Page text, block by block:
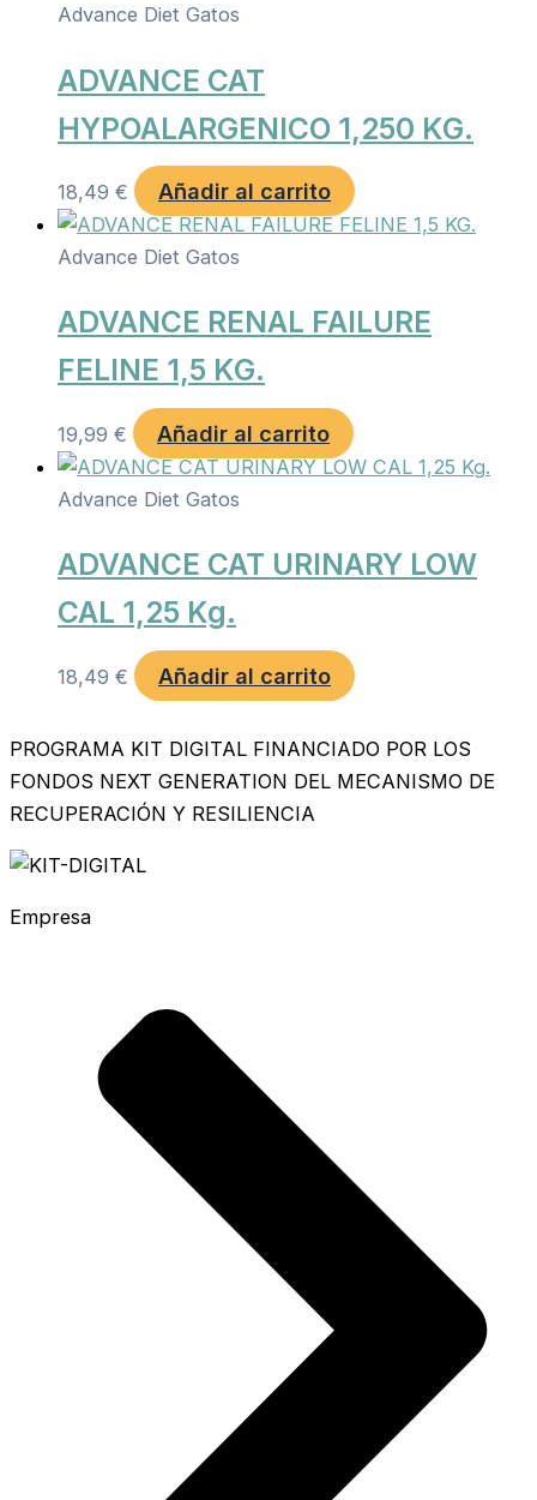
Advance Diet Gatos
ADVANCE CAT
HYPOALARGENICO 1,250 KG.
18,49 € Añadir al carrito
Advance Diet Gatos
ADVANCE RENAL FAILURE
FELINE 1,5 KG.
19,99 € Añadir al carrito
Advance Diet Gatos
ADVANCE CAT URINARY LOW
CAL 1,25 Kg.
18,49 € Añadir al carrito
PROGRAMA KIT DIGITAL FINANCIADO POR LOS
FONDOS NEXT GENERATION DEL MECANISMO DE
RECUPERACIÓN Y RESILIENCIA
Empresa